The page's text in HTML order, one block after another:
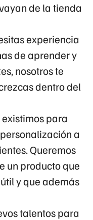
de la tienda
experiencia
de aprender y
nosotros te
dentro del
para
a
Queremos
un producto que
y que además
talentos para